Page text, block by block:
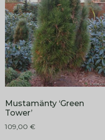
Mustamänty ‘Green
Tower’
109,00 €